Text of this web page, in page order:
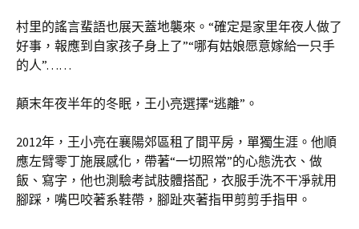
村里的謠言蜚語也展天蓋地襲來。“確定是家里年夜人做了
好事，報應到自家孩子身上了”“哪有姑娘愿意嫁給一只手
的人”……
顛末年夜半年的冬眠，王小亮選擇“逃離”。
2012年，王小亮在襄陽郊區租了間平房，單獨生涯。他順
應左臂零丁施展感化，帶著“一切照常”的心態洗衣、做
飯、寫字，他也測驗考試肢體搭配，衣服手洗不干凈就用
腳踩，嘴巴咬著系鞋帶，腳趾夾著指甲剪剪手指甲。